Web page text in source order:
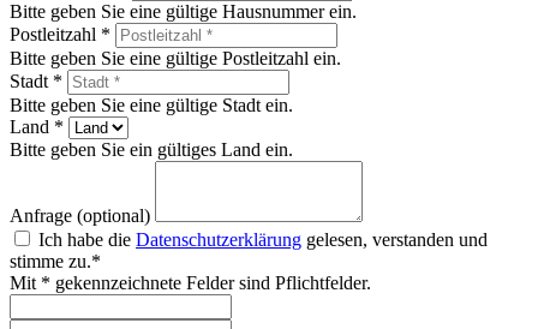
Bitte geben Sie eine gültige Hausnummer ein.
Postleitzahl *
Bitte geben Sie eine gültige Postleitzahl ein.
Stadt *
Bitte geben Sie eine gültige Stadt ein.
Land *
Bitte geben Sie ein gültiges Land ein.
Anfrage (optional)
Ich habe die Datenschutzerklärung gelesen, verstanden und
stimme zu.*
Mit * gekennzeichnete Felder sind Pflichtfelder.